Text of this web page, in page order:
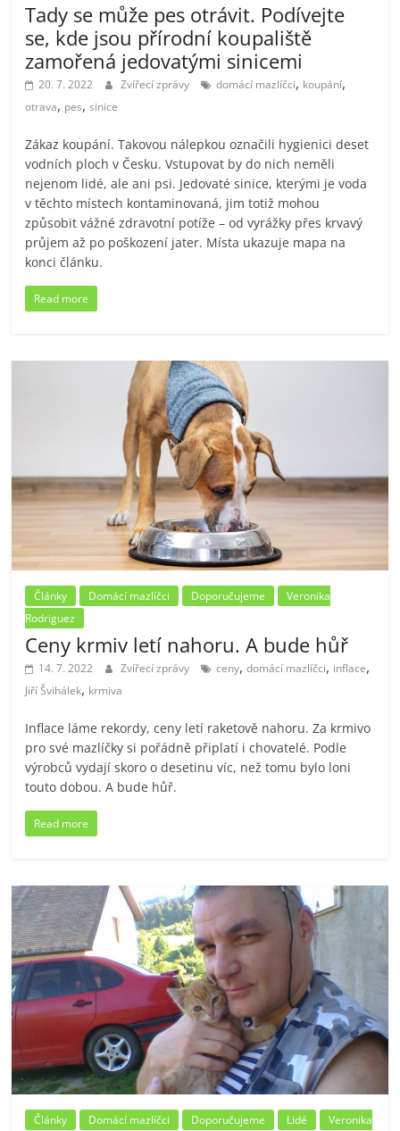
Tady se může pes otrávit. Podívejte
se, kde jsou přírodní koupaliště
zamořená jedovatými sinicemi
20. 7. 2022 Zvířecí zprávy domácí mazlíčci, koupání,
otrava, pes,sinice
Zákaz koupání. Takovou nálepkou označili hygienici deset
vodních ploch v Česku. Vstupovat by do nich neměli
nejenom lidé, ale ani psi. Jedovaté sinice, kterými je voda
v těchto místech kontaminovaná, jim totiž mohou
způsobit vážné zdravotní potíže – od vyrážky přes krvavý
průjem až po poškození jater. Místa ukazuje mapa na
konci článku.
Read more
Články Domácí mazlíčci Doporučujeme
Veronika
Rodriguez
Ceny krmiv letí nahoru. A bude hůř
14. 7. 2022 Zvířecí zprávy ceny,domácí mazlíčci, inflace,
Jiří Švihálek, krmiva
Inflace láme rekordy, ceny letí raketově nahoru. Za krmivo
pro své mazlíčky si pořádně připlatí i chovatelé. Podle
výrobců vydají skoro o desetinu víc, než tomu bylo loni
touto dobou. A bude hůř.
Read more
Články Domácí mazlíčci Doporučujeme Lidé
Veronika